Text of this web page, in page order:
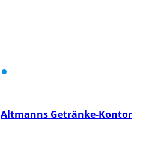
Altmanns Getränke-Kontor